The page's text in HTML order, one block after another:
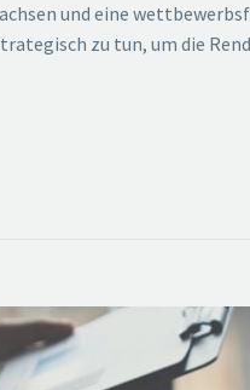
und eine
zu tun, um die